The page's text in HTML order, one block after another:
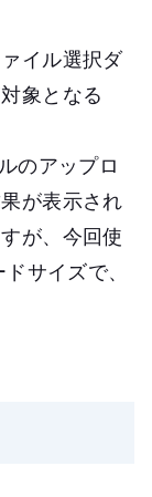
イル選択ダ
象となる
のアップロ
が表示され
が、今回使
サイズで、